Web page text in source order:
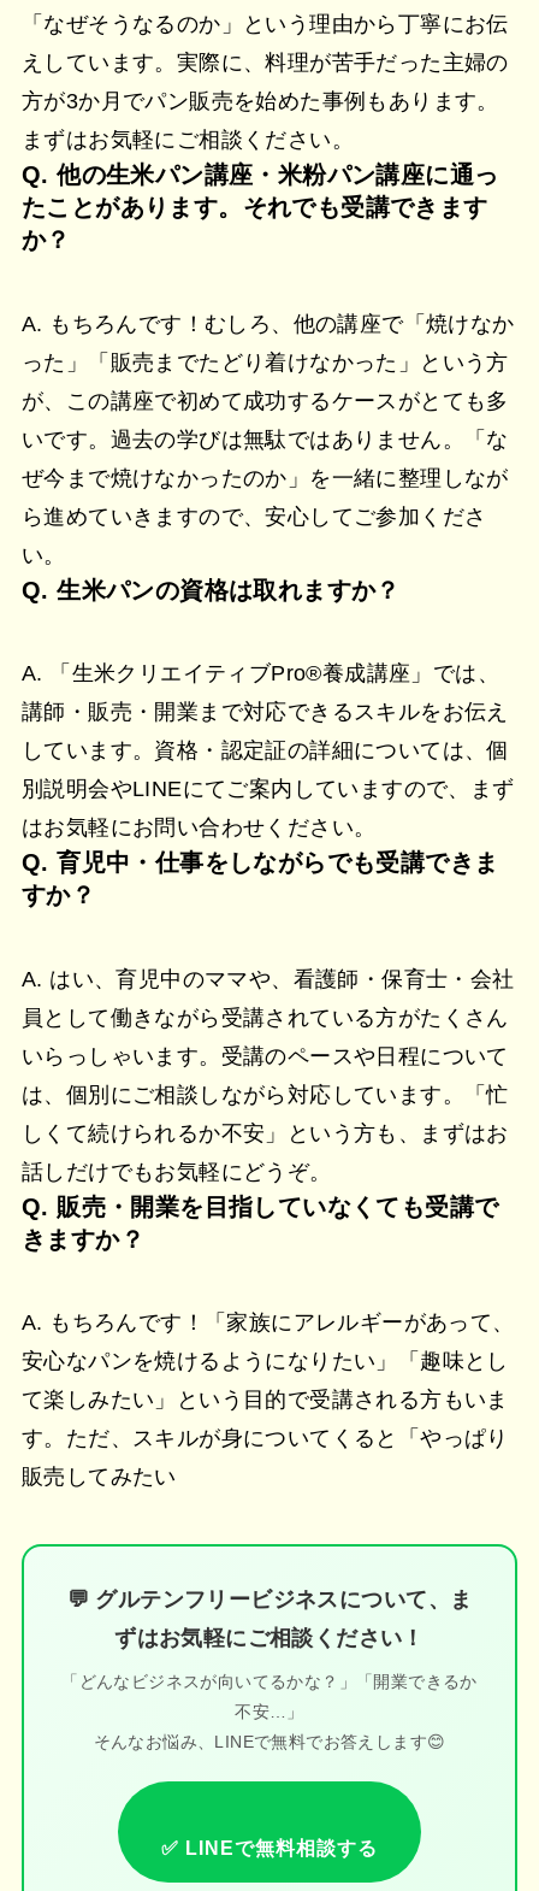
「なぜそうなるのか」という理由から丁寧にお伝
えしています。実際に、料理が苦手だった主婦の
方が3か月でパン販売を始めた事例もあります。
まずはお気軽にご相談ください。
Q. 他の生米パン講座・米粉パン講座に通っ
たことがあります。それでも受講できます
か？
A. もちろんです！むしろ、他の講座で「焼けなか
った」「販売までたどり着けなかった」という方
が、この講座で初めて成功するケースがとても多
いです。過去の学びは無駄ではありません。「な
ぜ今まで焼けなかったのか」を一緒に整理しなが
ら進めていきますので、安心してご参加くださ
い。
Q. 生米パンの資格は取れますか？
A. 「生米クリエイティブPro®︎養成講座」では、
講師・販売・開業まで対応できるスキルをお伝え
しています。資格・認定証の詳細については、個
別説明会やLINEにてご案内していますので、まず
はお気軽にお問い合わせください。
Q. 育児中・仕事をしながらでも受講できま
すか？
A. はい、育児中のママや、看護師・保育士・会社
員として働きながら受講されている方がたくさん
いらっしゃいます。受講のペースや日程について
は、個別にご相談しながら対応しています。「忙
しくて続けられるか不安」という方も、まずはお
話しだけでもお気軽にどうぞ。
Q. 販売・開業を目指していなくても受講で
きますか？
A. もちろんです！「家族にアレルギーがあって、
安心なパンを焼けるようになりたい」「趣味とし
て楽しみたい」という目的で受講される方もいま
す。ただ、スキルが身についてくると「やっぱり
販売してみたい
💬 グルテンフリービジネスについて、ま
ずはお気軽にご相談ください！
「どんなビジネスが向いてるかな？」「開業できるか
不安…」
そんなお悩み、LINEで無料でお答えします😊
✅ LINEで無料相談する